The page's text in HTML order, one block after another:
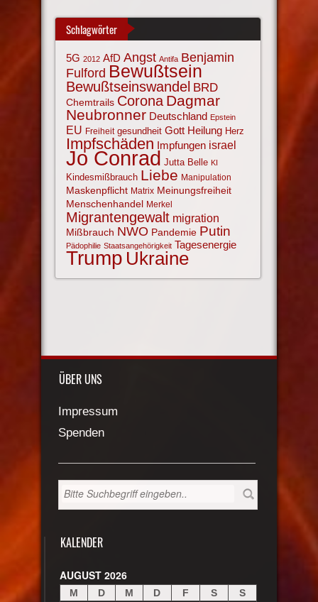
Schlagwörter
5G 2012 AfD Angst Antifa Benjamin
Fulford Bewußtsein
Bewußtseinswandel BRD
Chemtrails Corona Dagmar
Neubronner Deutschland Epstein
EU Freiheit gesundheit Gott Heilung Herz
Impfschäden Impfungen israel
Jo Conrad Jutta Belle KI
Kindesmißbrauch Liebe Manipulation
Maskenpflicht Matrix Meinungsfreiheit
Menschenhandel Merkel
Migrantengewalt migration
Mißbrauch NWO Pandemie Putin
Pädophilie Staatsangehörigkeit Tagesenergie
Trump Ukraine
ÜBER UNS
Impressum
Spenden
KALENDER
AUGUST 2026
M D M D F S
S